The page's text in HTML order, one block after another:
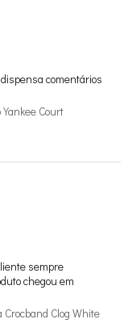
comentários
Court
sempre
chegou em
Clog White